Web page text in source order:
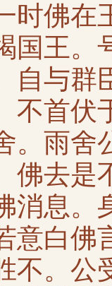
佛在
国王。
自与群
不首伏
。雨舍
佛去是
消息。
意白佛
不。公